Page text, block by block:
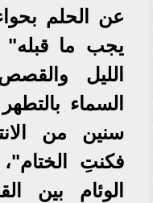
عن الحلم
يجب ما
الليل
السماء
سنين من
فكنتِ
الوئام بين